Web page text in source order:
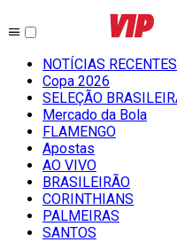
NOTÍCIAS RECENTES
Copa 2026
SELEÇÃO
Mercado da Bola
FLAMENGO
Apostas
AO VIVO
BRASILEIRÃO
CORINTHIANS
PALMEIRAS
SANTOS